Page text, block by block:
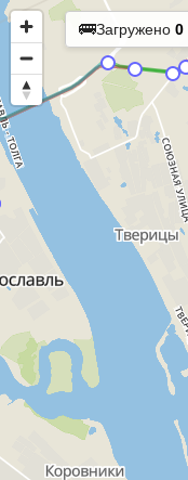
🚌Загружено 0